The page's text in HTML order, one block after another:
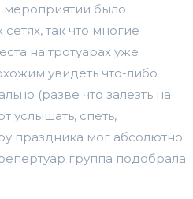
мероприятии было
так что многие
на тротуарах уже
увидеть что-либо
(разве что залезть на
услышать, спеть,
праздника мог абсолютно
группа подобрала